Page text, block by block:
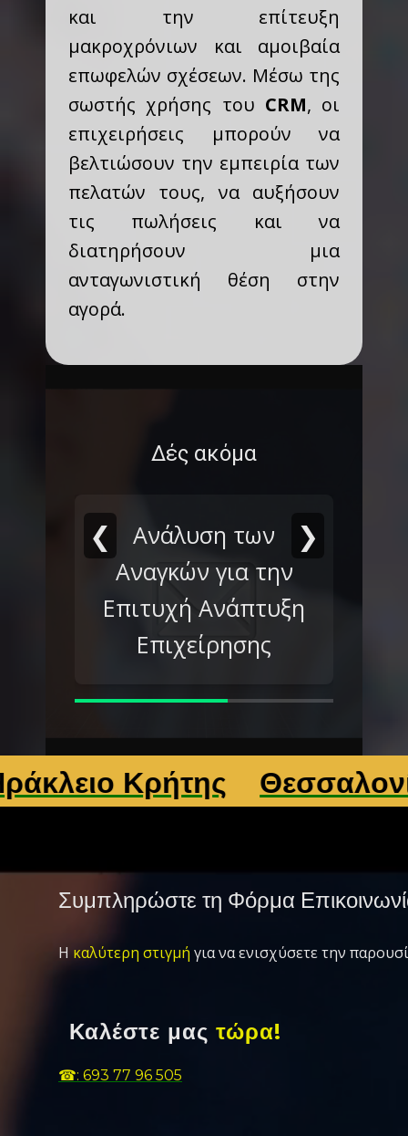
και την επίτευξη
μακροχρόνιων και αμοιβαία
επωφελών σχέσεων. Μέσω της
σωστής χρήσης του CRM, οι
επιχειρήσεις μπορούν να
βελτιώσουν την εμπειρία των
πελατών τους, να αυξήσουν
τις πωλήσεις και να
διατηρήσουν μια
ανταγωνιστική θέση στην
αγορά.
Δές ακόμα
❮
Ανάλυση των
Αναγκών για την
Επιτυχή Ανάπτυξη
Επιχείρησης
❯
Κρήτης Θεσσαλονίκη
Συμπληρώστε τη Φόρμα
Η καλύτερη στιγμή για να ενισχύσετε την
Καλέστε μας τώρα!
☎: 693 77 96 505